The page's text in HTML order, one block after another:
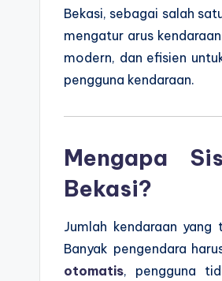
Bekasi, sebagai salah
mengatur arus
modern, dan efisien
pengguna kendaraan.
Mengapa
Bekasi?
Jumlah kendaraan
Banyak pengendara
otomatis, pengguna